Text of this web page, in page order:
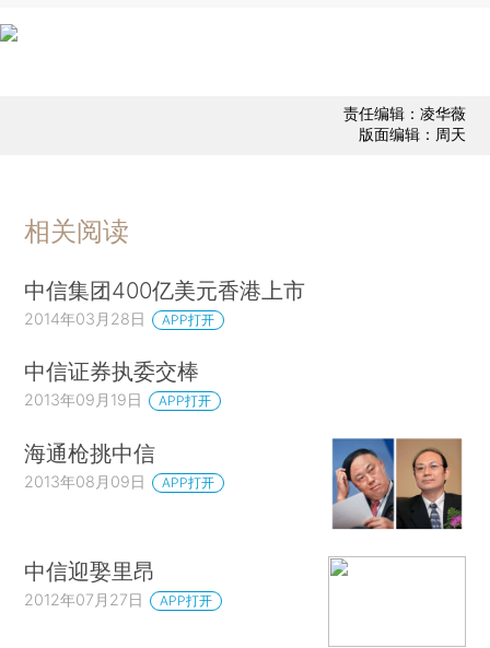
责任编辑：凌华薇
版面编辑：周天
相关阅读
中信集团400亿美元香港上市
2014年03月28日 APP打开
中信证券执委交棒
2013年09月19日 APP打开
海通枪挑中信
2013年08月09日 APP打开
中信迎娶里昂
2012年07月27日 APP打开